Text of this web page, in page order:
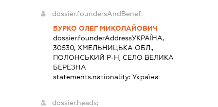
dossier.foundersAndBenef:
БУРКО ОЛЕГ МИКОЛАЙОВИЧ
dossier.founderAddressУКРАЇНА,
30530, ХМЕЛЬНИЦЬКА ОБЛ.,
ПОЛОНСЬКИЙ Р-Н, СЕЛО ВЕЛИКА
БЕРЕЗНА
statements.nationality: Україна
dossier.heads: